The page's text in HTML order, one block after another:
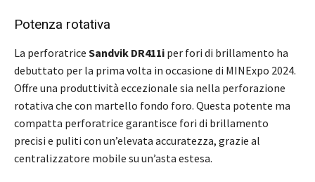
Potenza rotativa
La perforatrice Sandvik DR411i per fori di brillamento ha
debuttato per la prima volta in occasione di MINExpo 2024.
Offre una produttività eccezionale sia nella perforazione
rotativa che con martello fondo foro. Questa potente ma
compatta perforatrice garantisce fori di brillamento
precisi e puliti con un’elevata accuratezza, grazie al
centralizzatore mobile su un’asta estesa.